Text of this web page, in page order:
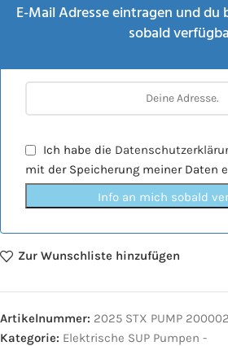
E-Mail Adresse eintragen und
sobald
Ich habe die
mit der Speicherung meiner Daten
Info an mich sobald
Zur Wunschliste hinzufügen
Artikelnummer: 2025 STX PUMP
Kategorie: Elektrische SUP Pumpen -